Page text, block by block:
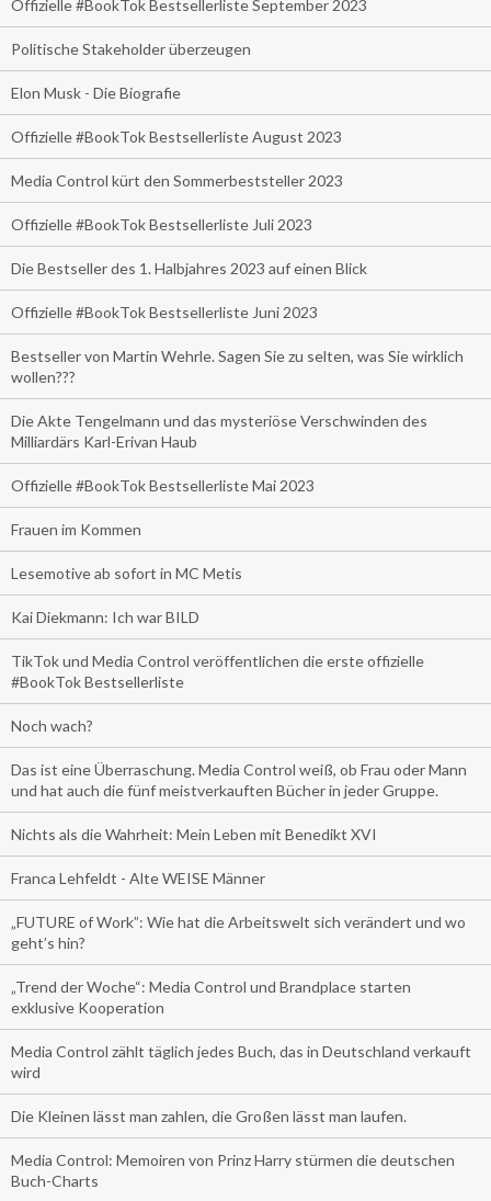
Offizielle #BookTok Bestsellerliste September 2023
Politische Stakeholder überzeugen
Elon Musk - Die Biografie
Offizielle #BookTok Bestsellerliste August 2023
Media Control kürt den Sommerbeststeller 2023
Offizielle #BookTok Bestsellerliste Juli 2023
Die Bestseller des 1. Halbjahres 2023 auf einen Blick
Offizielle #BookTok Bestsellerliste Juni 2023
Bestseller von Martin Wehrle. Sagen Sie zu selten, was Sie wirklich
wollen???
Die Akte Tengelmann und das mysteriöse Verschwinden des
Milliardärs Karl-Erivan Haub
Offizielle #BookTok Bestsellerliste Mai 2023
Frauen im Kommen
Lesemotive ab sofort in MC Metis
Kai Diekmann: Ich war BILD
TikTok und Media Control veröffentlichen die erste offizielle
#BookTok Bestsellerliste
Noch wach?
Das ist eine Überraschung. Media Control weiß, ob Frau oder Mann
und hat auch die fünf meistverkauften Bücher in jeder Gruppe.
Nichts als die Wahrheit: Mein Leben mit Benedikt XVI
Franca Lehfeldt - Alte WEISE Männer
„FUTURE of Work”: Wie hat die Arbeitswelt sich verändert und wo
geht’s hin?
„Trend der Woche“: Media Control und Brandplace starten
exklusive Kooperation
Media Control zählt täglich jedes Buch, das in Deutschland verkauft
wird
Die Kleinen lässt man zahlen, die Großen lässt man laufen.
Media Control: Memoiren von Prinz Harry stürmen die deutschen
Buch-Charts